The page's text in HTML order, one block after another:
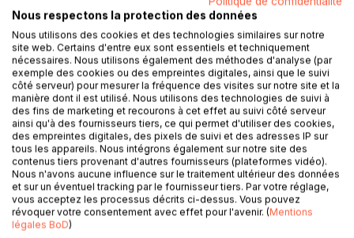
intrigues, partagent une structure narrative qui guide les
jeunes esprits à travers des péripéties captivantes vers
une conclusion souvent morale et édifiante. Les
personnages, qu'ils soient princes, princesses, fées ou
animaux doués de parole, sont tous empreints d'une
profondeur qui les rend attachants et mémorables. Ce
recueil est une invitation à rêver tout en réfléchissant, une
combinaison qui a fait le succès durable des oeuvres de la
Comtesse de Ségur. En s'inspirant des traditions orales et
des contes populaires, l'auteur réussit à renouveler le
genre en y apportant sa touche personnelle, rendant
chaque récit unique et intemporel. Les illustrations qui
accompagnent souvent ces histoires ajoutent une
dimension visuelle qui stimule l'imagination des petits
Nous respectons la protection des données
Nous utilisons des cookies et des technologies similaires sur notre
site web. Certains d'entre eux sont essentiels et techniquement
nécessaires. Nous utilisons également des méthodes d'analyse (par
exemple des cookies ou des empreintes digitales, ainsi que le suivi
côté serveur) pour mesurer la fréquence des visites sur notre site et la
manière dont il est utilisé. Nous utilisons des technologies de suivi à
des fins de marketing et recourons à cet effet au suivi côté serveur
ainsi qu'à des fournisseurs tiers, ce qui permet d'utiliser des cookies,
des empreintes digitales, des pixels de suivi et des adresses IP sur
tous les appareils. Nous intégrons également sur notre site des
contenus tiers provenant d'autres fournisseurs (plateformes vidéo).
Nous n'avons aucune influence sur le traitement ultérieur des données
et sur un éventuel tracking par le fournisseur tiers. Par votre réglage,
vous acceptez les processus décrits ci-dessus. Vous pouvez
révoquer votre consentement avec effet pour l'avenir. (Mentions
légales BoD)